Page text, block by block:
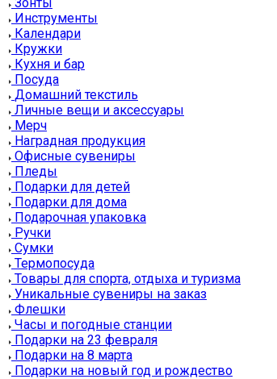
Инструменты
Календари
Кружки
Кухня и бар
Посуда
Домашний текстиль
Личные вещи и аксессуары
Мерч
Наградная продукция
Офисные сувениры
Пледы
Подарки для детей
Подарки для дома
Подарочная упаковка
Ручки
Сумки
Термопосуда
Товары для спорта, отдыха и туризма
Уникальные сувениры на заказ
Флешки
Часы и погодные станции
Подарки на 23 февраля
Подарки на 8 марта
Подарки на новый год и рождество